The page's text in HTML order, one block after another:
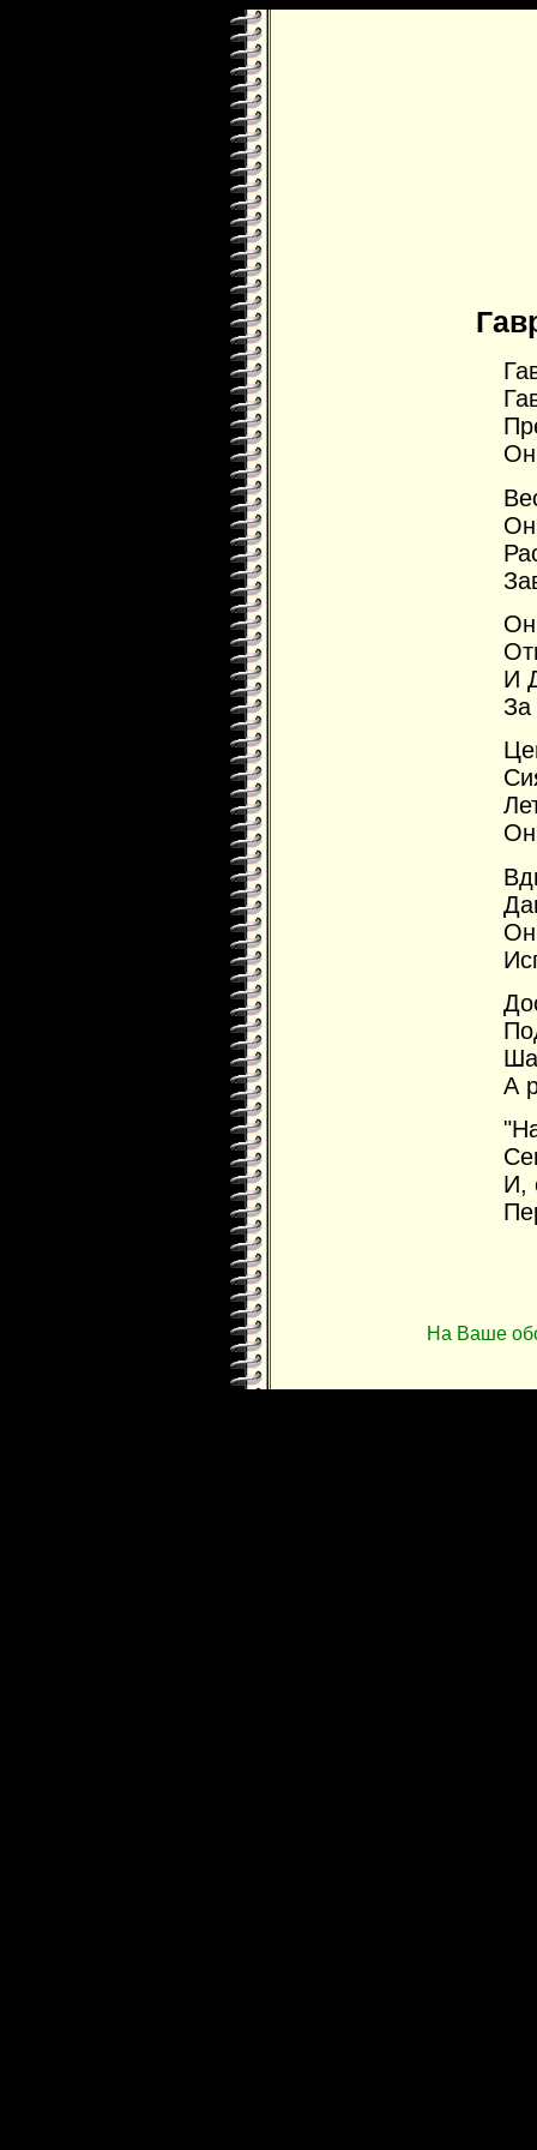
Он
Он
И
За
Он
Он
А
И,
На Ваше